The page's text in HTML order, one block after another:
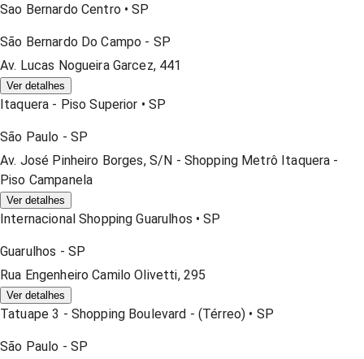
Sao Bernardo Centro • SP
São Bernardo Do Campo - SP
Av. Lucas Nogueira Garcez, 441
Ver detalhes
Itaquera - Piso Superior • SP
São Paulo - SP
Av. José Pinheiro Borges, S/n - Shopping Metrô Itaquera -
Piso Campanela
Ver detalhes
Internacional Shopping Guarulhos • SP
Guarulhos - SP
Rua Engenheiro Camilo Olivetti, 295
Ver detalhes
Tatuape 3 - Shopping Boulevard - (térreo) • SP
São Paulo - SP